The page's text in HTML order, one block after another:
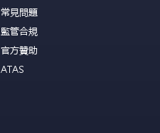
常見問題
監管合規
官方贊助
ATAS